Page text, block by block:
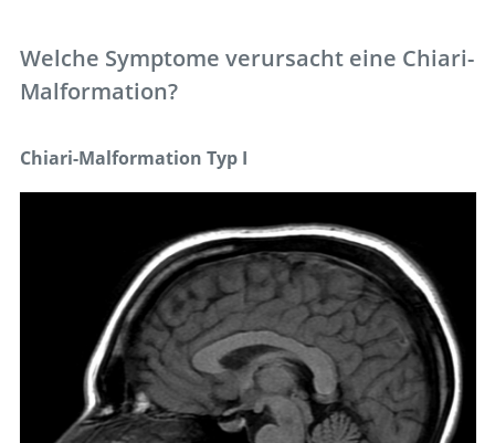
Welche Symptome verursacht eine Chiari-
Malformation?
Chiari-Malformation Typ I